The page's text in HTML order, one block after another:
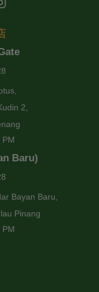
2,
PM
Baru)
Bayan Baru,
Pinang
PM